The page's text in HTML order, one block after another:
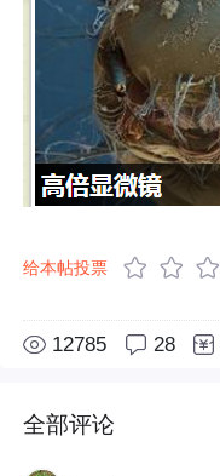
给本帖投票
12785 28
全部评论